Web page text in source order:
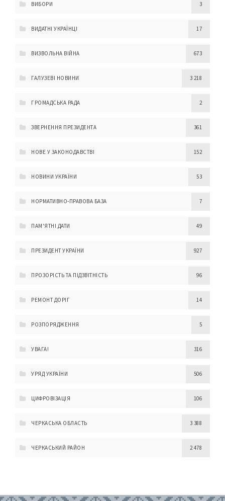
ВИБОРИ 3
ВИДАТНІ УКРАЇНЦІ 17
ВИЗВОЛЬНА ВІЙНА 673
ГАЛУЗЕВІ НОВИНИ 3 218
ГРОМАДСЬКА РАДА 2
ЗВЕРНЕННЯ ПРЕЗИДЕНТА 361
НОВЕ У ЗАКОНОДАВСТВІ 152
НОВИНИ УКРАЇНИ 53
НОРМАТИВНО-ПРАВОВА БАЗА 7
ПАМ'ЯТНІ ДАТИ 49
ПРЕЗИДЕНТ УКРАЇНИ 927
ПРОЗОРІСТЬ ТА ПІДЗВІТНІСТЬ 96
РЕМОНТ ДОРІГ 14
РОЗПОРЯДЖЕННЯ 5
УВАГА! 316
УРЯД УКРАЇНИ 506
ЦИФРОВІЗАЦІЯ 106
ЧЕРКАСЬКА ОБЛАСТЬ 3 388
ЧЕРКАСЬКИЙ РАЙОН 2 478